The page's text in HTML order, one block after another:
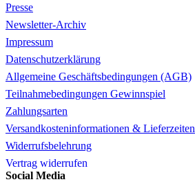
Presse
Newsletter-Archiv
Impressum
Datenschutzerklärung
Allgemeine Geschäftsbedingungen (AGB)
Teilnahmebedingungen Gewinnspiel
Zahlungsarten
Versandkosteninformationen & Lieferzeiten
Widerrufsbelehrung
Vertrag widerrufen
Social Media